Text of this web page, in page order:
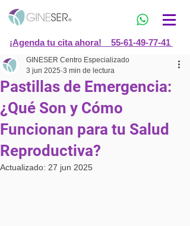
¡Agenda tu cita ahora! 55-61-49-77-41
Pastillas de Emergencia:
¿Qué Son y Cómo
Funcionan para tu Salud
Reproductiva?
GINESER Centro Especializado
3 jun 2025 3 min de lectura
Actualizado: 27 jun 2025